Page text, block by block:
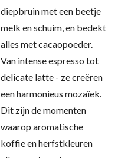
diepbruin met een beetje
melk en schuim, en bedekt
alles met cacaopoeder.
Van intense espresso tot
delicate latte - ze creëren
een harmonieus mozaïek.
Dit zijn de momenten
waarop aromatische
koffie en herfstkleuren